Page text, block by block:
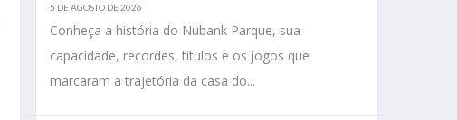
5 DE AGOSTO DE 2026
Conheça a história do Nubank Parque, sua
capacidade, recordes, títulos e os jogos que
marcaram a trajetória da casa do...